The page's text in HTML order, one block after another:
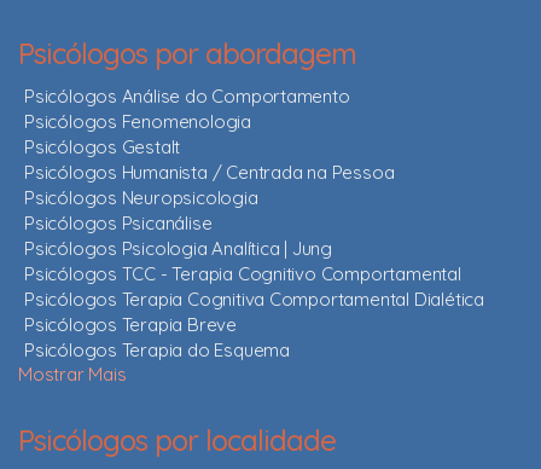
Psicólogos por abordagem
Psicólogos Análise do Comportamento
Psicólogos Fenomenologia
Psicólogos Gestalt
Psicólogos Humanista / Centrada na Pessoa
Psicólogos Neuropsicologia
Psicólogos Psicanálise
Psicólogos Psicologia Analítica | Jung
Psicólogos TCC - Terapia Cognitivo Comportamental
Psicólogos Terapia Cognitiva Comportamental Dialética
Psicólogos Terapia Breve
Psicólogos Terapia do Esquema
Mostrar Mais
Psicólogos por localidade